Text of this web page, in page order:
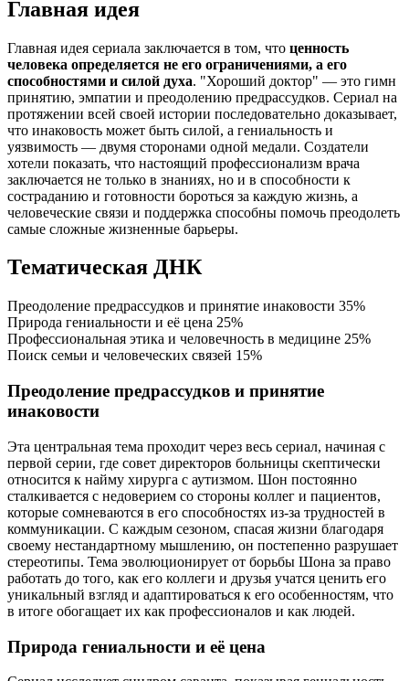
Главная идея
Главная идея сериала заключается в том, что ценность
человека определяется не его ограничениями, а его
способностями и силой духа. "Хороший доктор" — это гимн
принятию, эмпатии и преодолению предрассудков. Сериал на
протяжении всей своей истории последовательно доказывает,
что инаковость может быть силой, а гениальность и
уязвимость — двумя сторонами одной медали. Создатели
хотели показать, что настоящий профессионализм врача
заключается не только в знаниях, но и в способности к
состраданию и готовности бороться за каждую жизнь, а
человеческие связи и поддержка способны помочь преодолеть
самые сложные жизненные барьеры.
Тематическая ДНК
Преодоление предрассудков и принятие инаковости 35%
Природа гениальности и её цена 25%
Профессиональная этика и человечность в медицине 25%
Поиск семьи и человеческих связей 15%
Преодоление предрассудков и принятие
инаковости
Эта центральная тема проходит через весь сериал, начиная с
первой серии, где совет директоров больницы скептически
относится к найму хирурга с аутизмом. Шон постоянно
сталкивается с недоверием со стороны коллег и пациентов,
которые сомневаются в его способностях из-за трудностей в
коммуникации. С каждым сезоном, спасая жизни благодаря
своему нестандартному мышлению, он постепенно разрушает
стереотипы. Тема эволюционирует от борьбы Шона за право
работать до того, как его коллеги и друзья учатся ценить его
уникальный взгляд и адаптироваться к его особенностям, что
в итоге обогащает их как профессионалов и как людей.
Природа гениальности и её цена